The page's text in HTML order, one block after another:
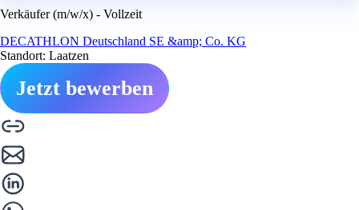
Verkäufer (m/w/x) - Vollzeit
DECATHLON Deutschland SE &amp; Co. KG
Standort: Laatzen
Jetzt bewerben